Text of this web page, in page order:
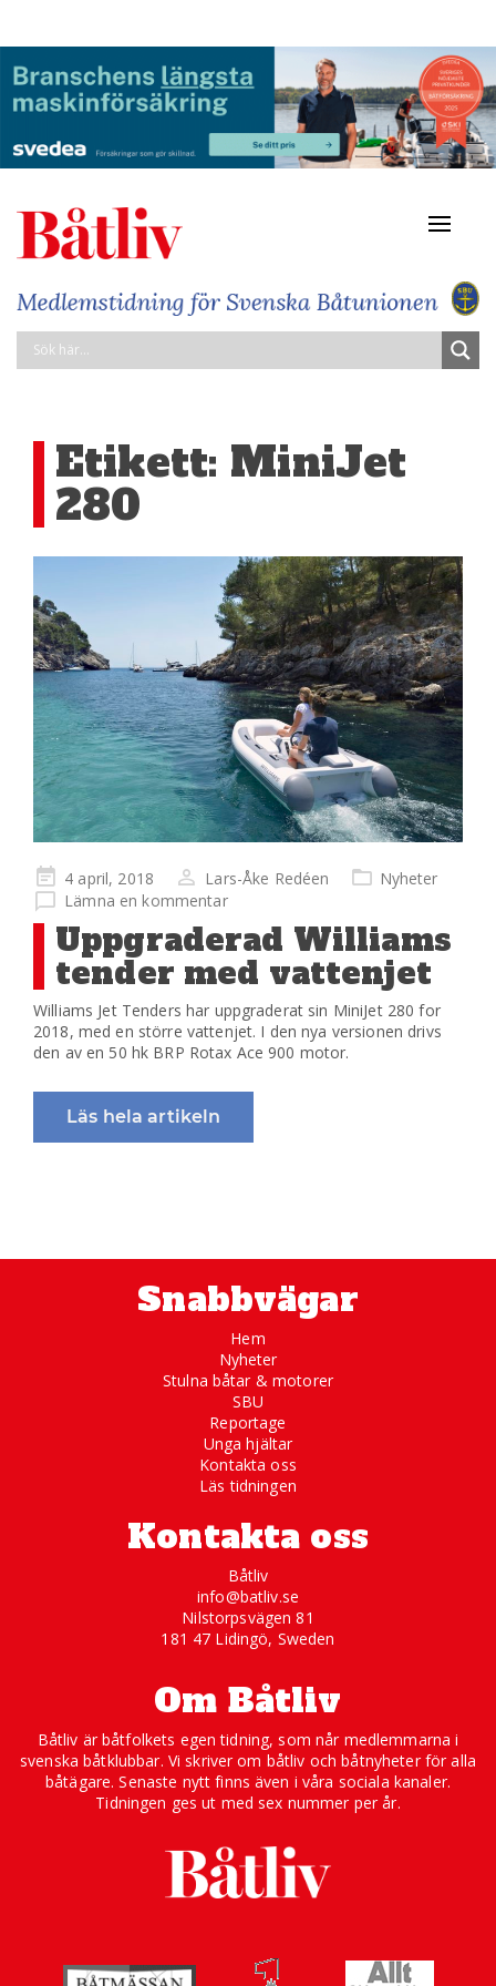
Etikett: MiniJet
280
Publicerad
på
4 april, 2018 Lars-Åke Redéen
Nyheter
Lämna en kommentar
Uppgraderad Williams
tender med vattenjet
Williams Jet Tenders har uppgraderat sin MiniJet 280 for
2018, med en större vattenjet. I den nya versionen drivs
den av en 50 hk BRP Rotax Ace 900 motor.
Läs hela artikeln
Snabbvägar
Hem
Nyheter
Stulna båtar & motorer
SBU
Reportage
Unga hjältar
Kontakta oss
Läs tidningen
Kontakta oss
Båtliv
info@batliv.se
Nilstorpsvägen 81
181 47 Lidingö, Sweden
Om Båtliv
Båtliv är båtfolkets egen tidning, som når medlemmarna i
svenska båtklubbar. Vi skriver om båtliv och båtnyheter för alla
båtägare. Senaste nytt finns även i våra sociala kanaler.
Tidningen ges ut med sex nummer per år.